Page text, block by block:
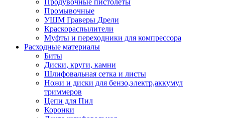
Продувочные пистолеты
Промывочные
УШМ Граверы Дрели
Краскораспылители
Муфты и переходники для компрессора
Расходные материалы
Биты
Диски, круги, камни
Шлифовальная сетка и листы
Ножи и диски для бензо,электр,аккумул
триммеров
Цепи для Пил
Коронки